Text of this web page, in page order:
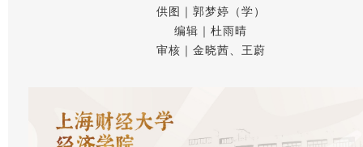
供图｜郭梦婷（学）
编辑｜杜雨晴
审核｜金晓茜、王蔚